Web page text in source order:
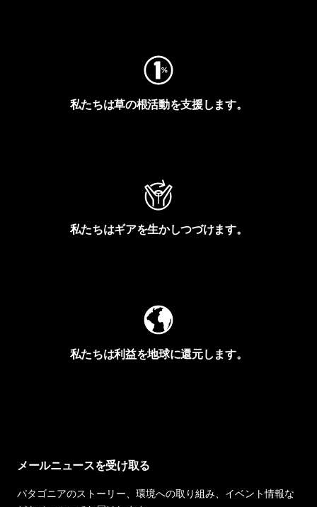
私たちは草の根活動を支援します。
私たちはギアを生かしつづけます。
私たちは利益を地球に還元します。
メールニュースを受け取る
パタゴニアのストーリー、環境への取り組み、イベント情報な